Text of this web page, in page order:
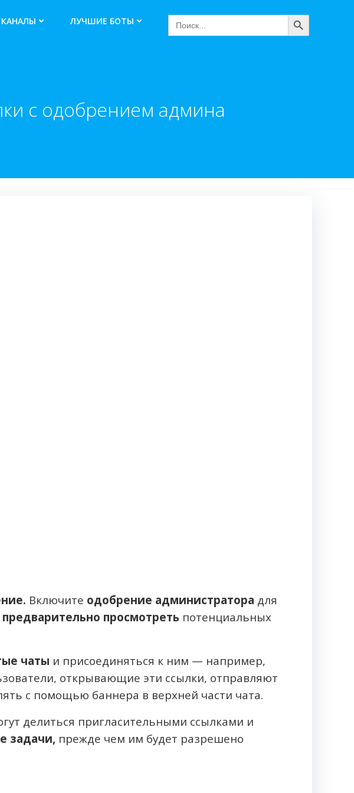
ЛУЧШИЕ БОТЫ
Search
for:
Search Button
с одобрением админа
Включите одобрение администратора для
предварительно просмотреть потенциальных
чаты и присоединяться к ним — например,
открывающие эти ссылки, отправляют
с помощью баннера в верхней части чата.
делиться пригласительными ссылками и
задачи, прежде чем им будет разрешено